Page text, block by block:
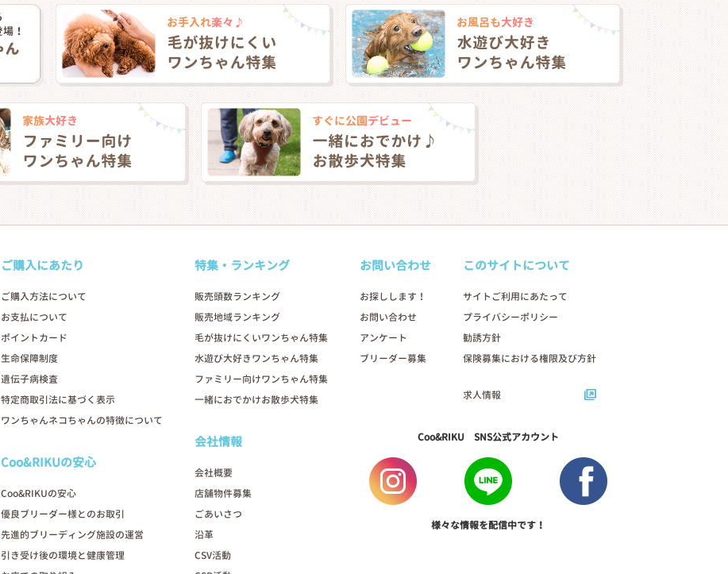
ご購入にあたり
ご購入方法について
お支払について
ポイントカード
生命保障制度
遺伝子病検査
特定商取引法に基づく表示
ワンちゃんネコちゃんの特徴について
Coo&RIKUの安心
Coo&RIKUの安心
優良ブリーダー様とのお取引
先進的ブリーディング施設の運営
引き受け後の環境と健康管理
特集・ランキング
販売頭数ランキング
販売地域ランキング
毛が抜けにくいワンちゃん特集
水遊び大好きワンちゃん特集
ファミリー向けワンちゃん特集
一緒におでかけお散歩犬特集
会社情報
会社概要
店舗物件募集
ごあいさつ
沿革
CSV活動
お問い合わせ
お探しします！
お問い合わせ
アンケート
ブリーダー募集
このサイトについて
サイトご利用にあたって
プライバシーポリシー
勧誘方針
保険募集における権限及び方針
求人情報
Coo&RIKU SNS公式アカウント
様々な情報を配信中です！